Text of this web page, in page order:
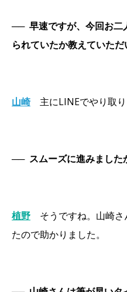
── 早速ですが、今回お二
られていたか教えていただ
山崎 主にLINEでやり取り
── スムーズに進みました
植野
そうですね。山崎
たので助かりました。